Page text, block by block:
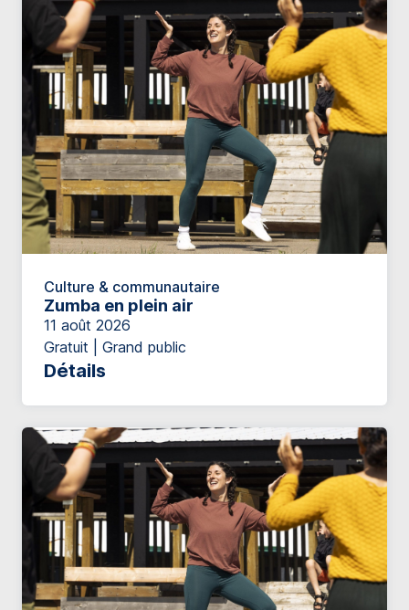
Culture & communautaire
Zumba en plein air
11 août 2026
Gratuit | Grand public
Détails